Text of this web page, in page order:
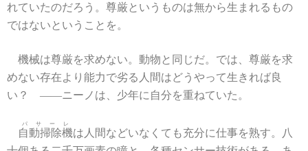
れていたのだろう。尊厳というものは無から生まれるもの
ではないということを。
機械は尊厳を求めない。動物と同じだ。では、尊厳を求
めない存在より能力で劣る人間はどうやって生きれば良
い？ ――ニーノは、少年に自分を重ねていた。
自動掃除機
パサーレ
は人間などいなくても充分に仕事を熟す。八